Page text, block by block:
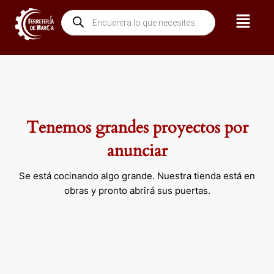
contenido
Búsqueda
de
productos
Menú
Tenemos grandes proyectos por
anunciar
Se está cocinando algo grande. Nuestra tienda está en
obras y pronto abrirá sus puertas.